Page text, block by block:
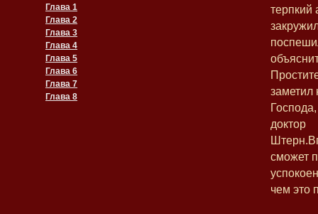
Глава 1
Глава 2
Глава 3
Глава 4
Глава 5
Глава 6
Глава 7
Глава 8
терпкий
заметил
доктор
сможет
чем это